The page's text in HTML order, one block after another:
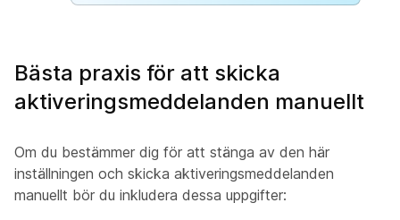
Bästa praxis för att skicka
aktiveringsmeddelanden manuellt
Om du bestämmer dig för att stänga av den här
inställningen och skicka aktiveringsmeddelanden
manuellt bör du inkludera dessa uppgifter: